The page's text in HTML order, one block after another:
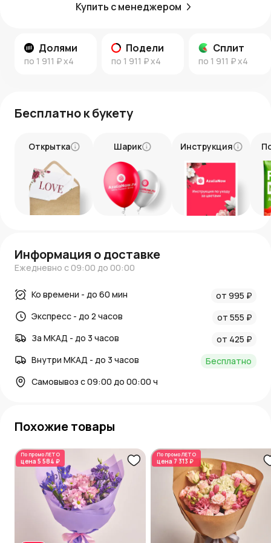
Купить с менеджером
Долями
по 1 911 ₽x4
Подели
по 1 911 ₽x4
Сплит
по 1 911 ₽x4
Бесплатно к букету
Открытка Шарик Инструкция
Информация о доставке
Ежедневно с 09:00 до 00:00
Ко времени - до 60 мин
от 995 ₽
Экспресс - до 2 часов
от 555 ₽
За МКАД - до 3 часов
от 425 ₽
Внутри МКАД - до 3 часов
Бесплатно
Самовывоз с 09:00 до 00:00 ч
Похожие товары
По промоЛЕТО
цена 5 584 ₽
По промоЛЕТО
цена 7 313 ₽